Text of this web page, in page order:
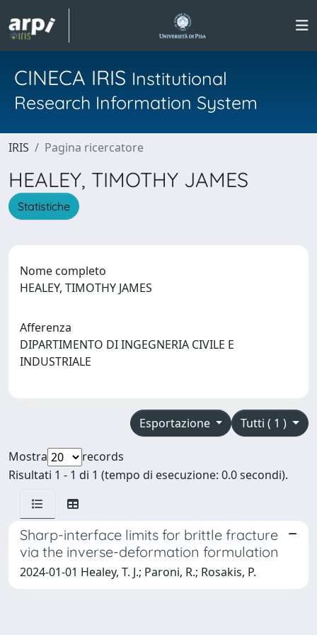
CINECA IRIS Institutional
Research Information System
IRIS Pagina ricercatore
HEALEY, TIMOTHY JAMES
Statistiche
Nome completo
HEALEY, TIMOTHY JAMES
Afferenza
DIPARTIMENTO DI INGEGNERIA CIVILE E
INDUSTRIALE
Tutti ( 1 )
Esportazione
Mostra
records
Risultati 1 - 1 di 1 (tempo di esecuzione: 0.0 secondi).
Sharp-interface limits for brittle fracture
via the inverse-deformation formulation
2024-01-01 Healey, T. J.; Paroni, R.; Rosakis, P.